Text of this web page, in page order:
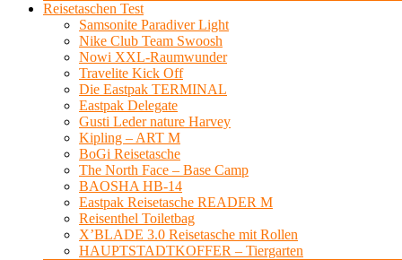
Reisetaschen Test
Samsonite Paradiver Light
Nike Club Team Swoosh
Nowi XXL-Raumwunder
Travelite Kick Off
Die Eastpak TERMINAL
Eastpak Delegate
Gusti Leder nature Harvey
Kipling – ART M
BoGi Reisetasche
The North Face – Base Camp
BAOSHA HB-14
Eastpak Reisetasche READER M
Reisenthel Toiletbag
X’BLADE 3.0 Reisetasche mit Rollen
HAUPTSTADTKOFFER – Tiergarten